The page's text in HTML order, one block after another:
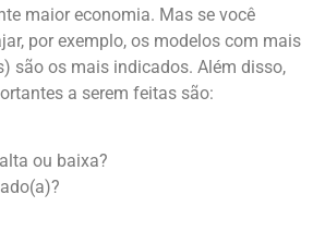
maior economia. Mas se você
por exemplo, os modelos com mais
são os mais indicados. Além disso,
a serem feitas são:
ou baixa?